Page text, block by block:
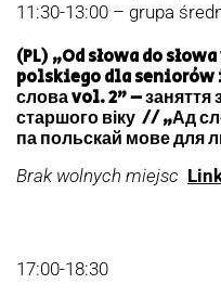
11:30-13:00 – grupa
(PL) „Od słowa do
polskiego dla seniorów
слова vol. 2” –
старшого віку // „Ад
па польскай мове для
Brak wolnych miejsc
17:00-18:30